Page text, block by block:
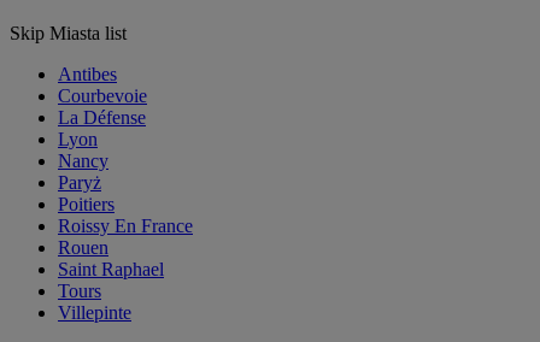
Skip Miasta list
Antibes
Courbevoie
La Défense
Lyon
Nancy
Paryż
Poitiers
Roissy En France
Rouen
Saint Raphael
Tours
Villepinte